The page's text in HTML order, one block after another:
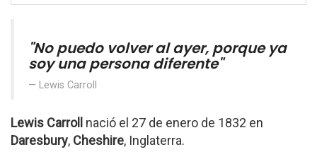
"No puedo volver al ayer, porque ya
soy una persona diferente"
Lewis Carroll
Lewis Carroll nació el 27 de enero de 1832 en
Daresbury, Cheshire, Inglaterra.